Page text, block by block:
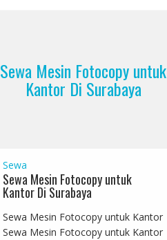
Sewa Mesin Fotocopy untuk
Kantor Di Surabaya
Sewa
Sewa Mesin Fotocopy untuk
Kantor Di Surabaya
Sewa Mesin Fotocopy untuk Kantor
Sewa Mesin Fotocopy untuk Kantor